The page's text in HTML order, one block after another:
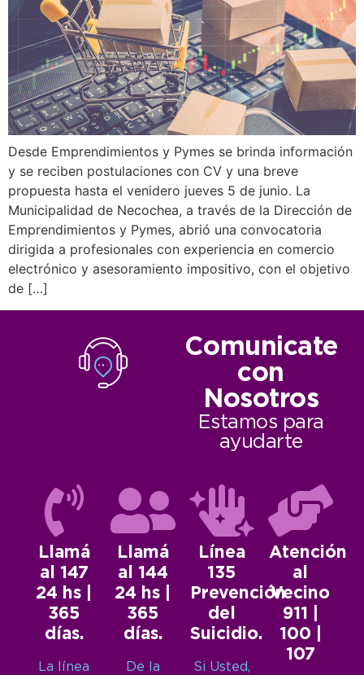
Desde Emprendimientos y Pymes se brinda información
y se reciben postulaciones con CV y una breve
propuesta hasta el venidero jueves 5 de junio. La
Municipalidad de Necochea, a través de la Dirección de
Emprendimientos y Pymes, abrió una convocatoria
dirigida a profesionales con experiencia en comercio
electrónico y asesoramiento impositivo, con el objetivo
de […]
Comunicate
con
Nosotros
Estamos para
ayudarte
Llamá
al 147
24 hs |
365
días.
La línea
Llamá
al 144
24 hs |
365
días.
De la
Línea
135
Prevención
del
Suicidio.
Si Usted,
Atención
al
Vecino
911 |
100 |
107